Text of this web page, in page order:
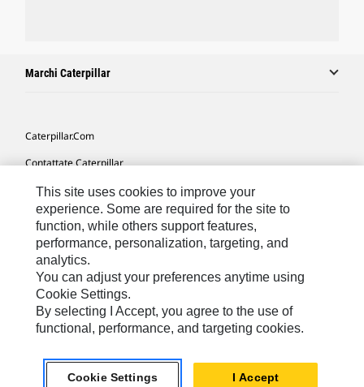
Marchi Caterpillar
Caterpillar.com
Contattate Caterpillar
Le Mie Preferenze Di Marketing
Mappa Del Sito
Cookie Settings
Informazioni Legali
Tutela Della Privacy
Europe - Italian© 2026 Caterpillar. Tutti i diritti riservati.
This site uses cookies to improve your
experience. Some are required for the site to
function, while others support features,
performance, personalization, targeting, and
analytics.
You can adjust your preferences anytime using
Cookie Settings.
By selecting I Accept, you agree to the use of
functional, performance, and targeting cookies.
Cookie Settings I Accept